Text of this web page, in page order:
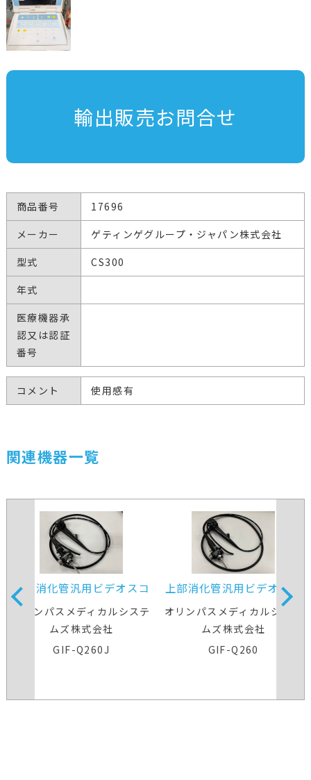
輸出販売お問合せ
商品番号
17696
メーカー
ゲティンゲグループ・ジャパン株式会社
型式
CS300
年式
医療機器承
認又は認証
番号
コメント 使用感有
関連機器一覧
上部消化管汎用ビデオスコ
ープ
オリンパスメディカルシステ
ムズ株式会社
GIF-Q260J
上部消化管汎用ビデオスコ
ープ
オリンパスメディカルシステ
ムズ株式会社
GIF-Q260